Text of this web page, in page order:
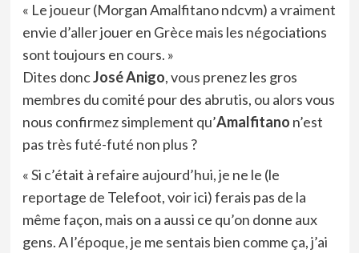
« Le joueur (Morgan Amalfitano ndcvm) a vraiment
envie d’aller jouer en Grèce mais les négociations
sont toujours en cours. »
Dites doncJosé Anigo, vous prenez les gros
membres du comité pour des abrutis, ou alors vous
nous confirmez simplement qu’Amalfitano n’est
pas très futé-futé non plus ?
« Si c’était à refaire aujourd’hui, je ne le (le
reportage de Telefoot, voir ici) ferais pas de la
même façon, mais on a aussi ce qu’on donne aux
gens. A l’époque, je me sentais bien comme ça, j’ai